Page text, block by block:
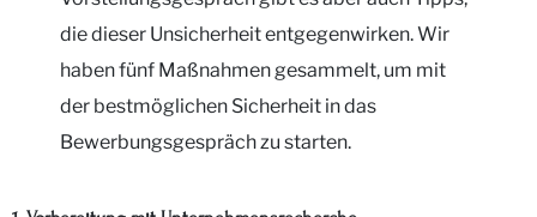
die dieser Unsicherheit entgegenwirken. Wir
haben fünf Maßnahmen gesammelt, um mit
der bestmöglichen Sicherheit in das
Bewerbungsgespräch zu starten.